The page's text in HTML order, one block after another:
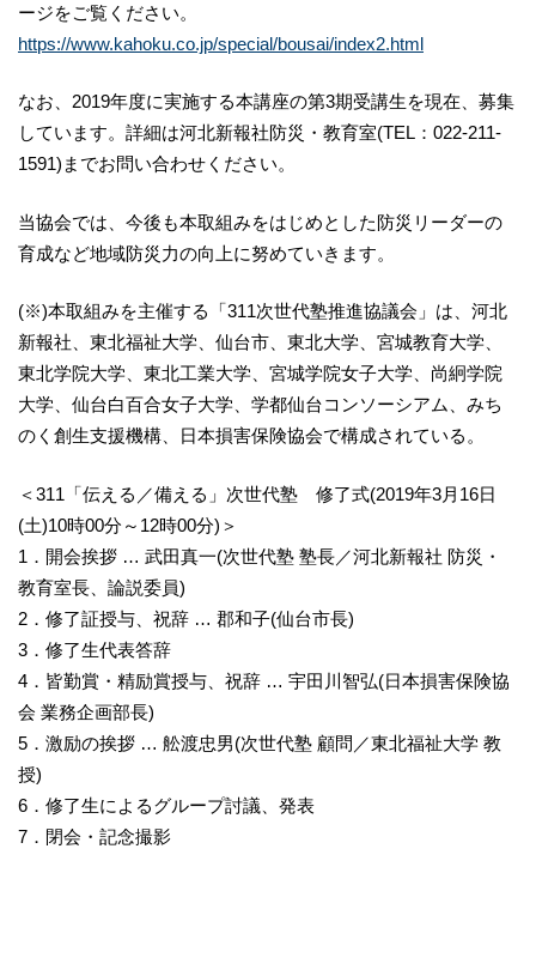
ージをご覧ください。
https://www.kahoku.co.jp/special/bousai/index2.html
なお、2019年度に実施する本講座の第3期受講生を現在、募集
しています。詳細は河北新報社防災・教育室(TEL：022-211-
1591)までお問い合わせください。
当協会では、今後も本取組みをはじめとした防災リーダーの
育成など地域防災力の向上に努めていきます。
(※)本取組みを主催する「311次世代塾推進協議会」は、河北
新報社、東北福祉大学、仙台市、東北大学、宮城教育大学、
東北学院大学、東北工業大学、宮城学院女子大学、尚絅学院
大学、仙台白百合女子大学、学都仙台コンソーシアム、みち
のく創生支援機構、日本損害保険協会で構成されている。
＜311「伝える／備える」次世代塾 修了式(2019年3月16日
(土)10時00分～12時00分)＞
1．開会挨拶 … 武田真一(次世代塾 塾長／河北新報社 防災・
教育室長、論説委員)
2．修了証授与、祝辞 … 郡和子(仙台市長)
3．修了生代表答辞
4．皆勤賞・精励賞授与、祝辞 … 宇田川智弘(日本損害保険協
会 業務企画部長)
5．激励の挨拶 … 舩渡忠男(次世代塾 顧問／東北福祉大学 教
授)
6．修了生によるグループ討議、発表
7．閉会・記念撮影